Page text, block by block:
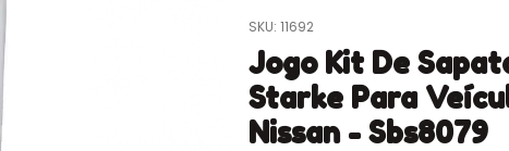
SKU: 11692
Jogo Kit De
Starke Para
Nissan - Sbs8079